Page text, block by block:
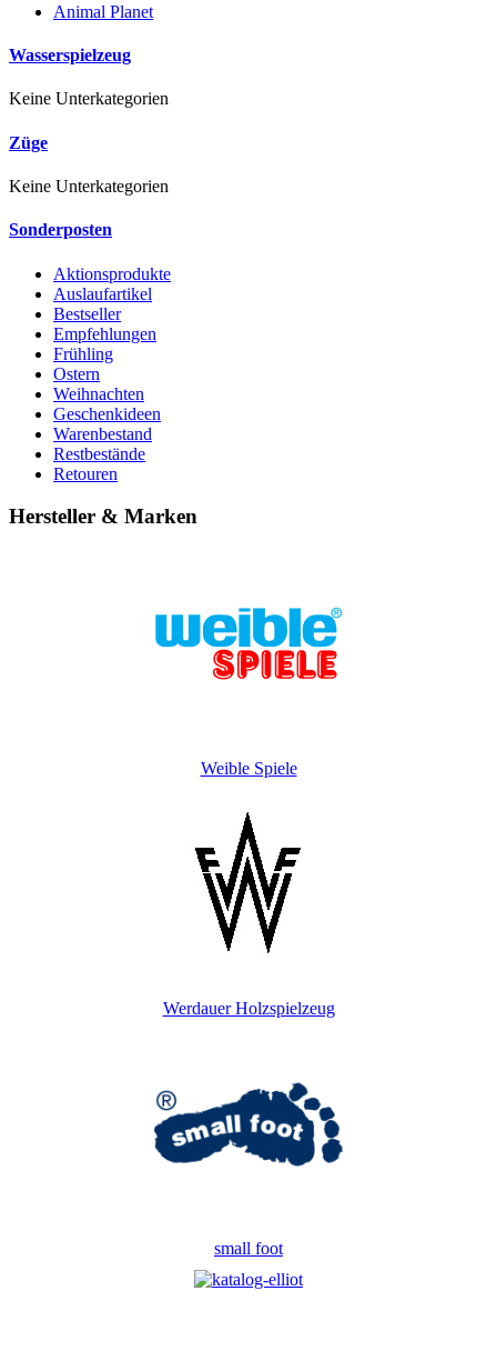
Animal Planet
Wasserspielzeug
Keine Unterkategorien
Züge
Keine Unterkategorien
Sonderposten
Aktionsprodukte
Auslaufartikel
Bestseller
Empfehlungen
Frühling
Ostern
Weihnachten
Geschenkideen
Warenbestand
Restbestände
Retouren
Hersteller & Marken
Weible Spiele
Werdauer Holzspielzeug
small foot